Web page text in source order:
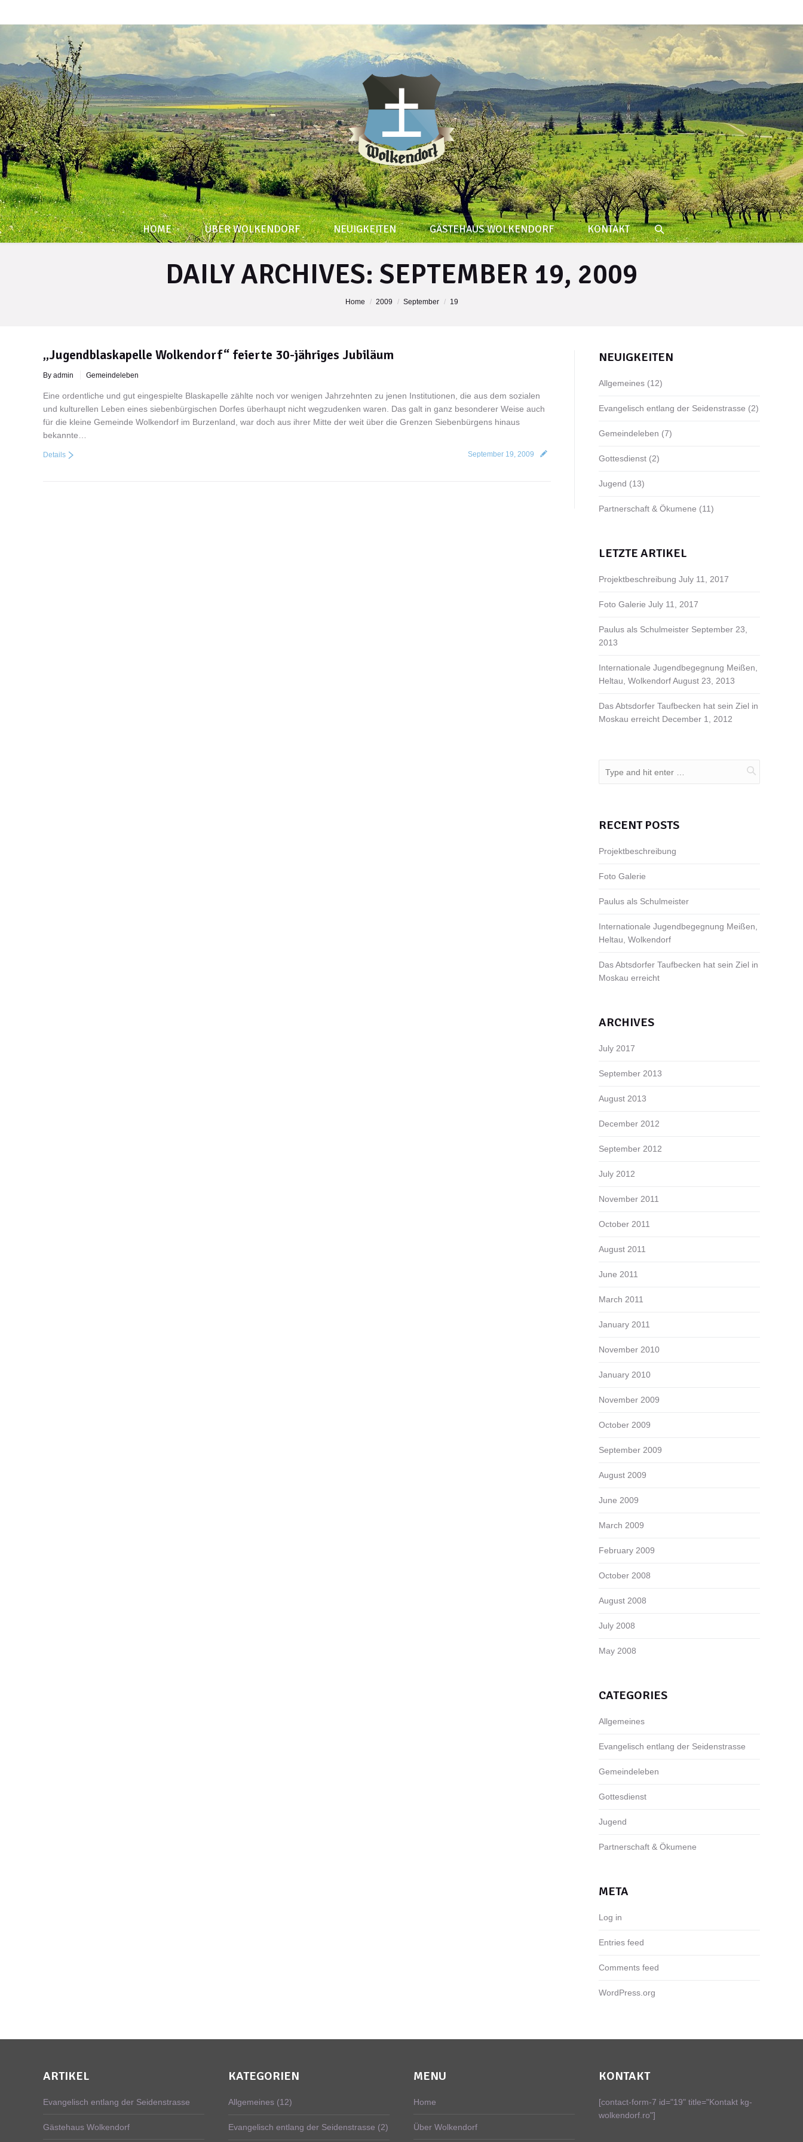
HOME ÜBER WOLKENDORF NEUIGKEITEN GÄSTEHAUS WOLKENDORF KONTAKT
DAILY ARCHIVES: SEPTEMBER 19, 2009
Home 2009 September 19
„Jugendblaskapelle Wolkendorf“ feierte 30-jähriges Jubiläum
By admin Gemeindeleben
Eine ordentliche und gut eingespielte Blaskapelle zählte noch vor wenigen Jahrzehnten zu jenen Institutionen, die aus dem sozialen
und kulturellen Leben eines siebenbürgischen Dorfes überhaupt nicht wegzudenken waren. Das galt in ganz besonderer Weise auch
für die kleine Gemeinde Wolkendorf im Burzenland, war doch aus ihrer Mitte der weit über die Grenzen Siebenbürgens hinaus
bekannte…
September 19, 2009
Details
NEUIGKEITEN
Allgemeines (12)
Evangelisch entlang der Seidenstrasse (2)
Gemeindeleben (7)
Gottesdienst (2)
Jugend (13)
Partnerschaft & Ökumene (11)
LETZTE ARTIKEL
Projektbeschreibung July 11, 2017
Foto Galerie July 11, 2017
Paulus als Schulmeister September 23,
2013
Internationale Jugendbegegnung Meißen,
Heltau, WolkendorfAugust 23, 2013
Das Abtsdorfer Taufbecken hat sein Ziel in
Moskau erreicht December 1, 2012
RECENT POSTS
Projektbeschreibung
Foto Galerie
Paulus als Schulmeister
Internationale Jugendbegegnung Meißen,
Heltau, Wolkendorf
Das Abtsdorfer Taufbecken hat sein Ziel in
Moskau erreicht
ARCHIVES
July 2017
September 2013
August 2013
December 2012
September 2012
July 2012
November 2011
October 2011
August 2011
June 2011
March 2011
January 2011
November 2010
January 2010
November 2009
October 2009
September 2009
August 2009
June 2009
March 2009
February 2009
October 2008
August 2008
July 2008
May 2008
CATEGORIES
Allgemeines
Evangelisch entlang der Seidenstrasse
Gemeindeleben
Gottesdienst
Jugend
Partnerschaft & Ökumene
META
Log in
Entries feed
Comments feed
WordPress.org
ARTIKEL
Evangelisch entlang der Seidenstrasse
Gästehaus Wolkendorf
KATEGORIEN
Allgemeines (12)
Evangelisch entlang der Seidenstrasse (2)
MENU
Home
Über Wolkendorf
KONTAKT
[contact-form-7 id="19" title="Kontakt kg-
wolkendorf.ro"]